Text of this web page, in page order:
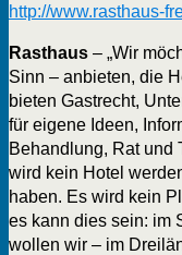
http://www.rasthaus-
Rasthaus – „Wir
Sinn – anbieten, die
bieten Gastrecht,
für eigene Ideen,
Behandlung, Rat und
wird kein Hotel
haben. Es wird kein
es kann dies sein: im
wollen wir – im